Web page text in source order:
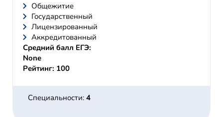
Общежитие
Государственный
Лицензированный
Аккредитованный
Средний балл ЕГЭ:
None
Рейтинг: 100
Специальности: 4